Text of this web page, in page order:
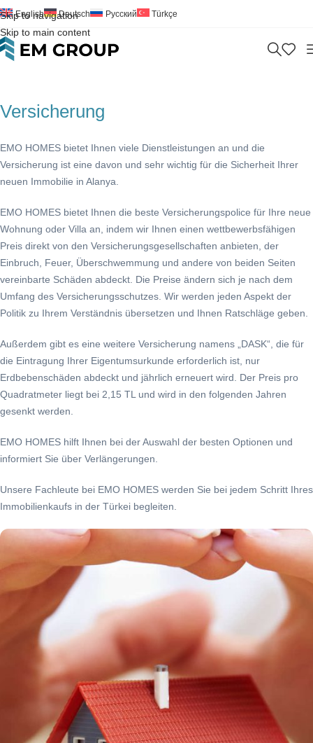
Skip to navigation
Skip to main content
English Deutsch Русский Türkçe
Versicherung
EMO HOMES bietet Ihnen viele Dienstleistungen an und die
Versicherung ist eine davon und sehr wichtig für die Sicherheit Ihrer
neuen Immobilie in Alanya.
EMO HOMES bietet Ihnen die beste Versicherungspolice für Ihre neue
Wohnung oder Villa an, indem wir Ihnen einen wettbewerbsfähigen
Preis direkt von den Versicherungsgesellschaften anbieten, der
Einbruch, Feuer, Überschwemmung und andere von beiden Seiten
vereinbarte Schäden abdeckt. Die Preise ändern sich je nach dem
Umfang des Versicherungsschutzes. Wir werden jeden Aspekt der
Politik zu Ihrem Verständnis übersetzen und Ihnen Ratschläge geben.
Außerdem gibt es eine weitere Versicherung namens „DASK“, die für
die Eintragung Ihrer Eigentumsurkunde erforderlich ist, nur
Erdbebenschäden abdeckt und jährlich erneuert wird. Der Preis pro
Quadratmeter liegt bei 2,15 TL und wird in den folgenden Jahren
gesenkt werden.
EMO HOMES hilft Ihnen bei der Auswahl der besten Optionen und
informiert Sie über Verlängerungen.
Unsere Fachleute bei EMO HOMES werden Sie bei jedem Schritt Ihres
Immobilienkaufs in der Türkei begleiten.